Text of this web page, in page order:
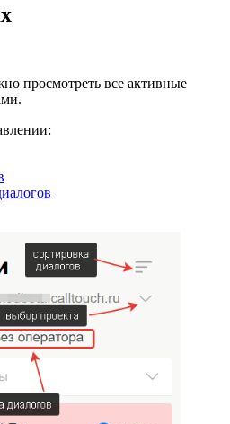
просмотреть все активные